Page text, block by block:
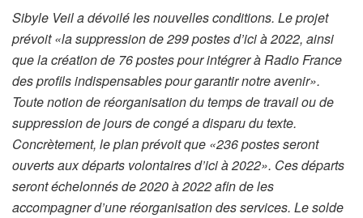
Sibyle Veil a dévoilé les nouvelles conditions. Le projet
prévoit «la suppression de 299 postes d’ici à 2022, ainsi
que la création de 76 postes pour intégrer à Radio France
des profils indispensables pour garantir notre avenir».
Toute notion de réorganisation du temps de travail ou de
suppression de jours de congé a disparu du texte.
Concrètement, le plan prévoit que «236 postes seront
ouverts aux départs volontaires d’ici à 2022». Ces départs
seront échelonnés de 2020 à 2022 afin de les
accompagner d’une réorganisation des services. Le solde